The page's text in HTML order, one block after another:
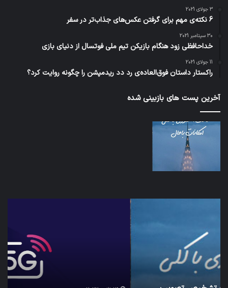
3 جولای 2021
6 نکته‌ی مهم برای گرفتن عکس‌های جذاب‌تر در سفر
30 سپتامبر 2021
خداحافظی زود هنگام بازیکن تیم ملی فوتسال از دنیای بازی
11 جولای 2021
راکستار داستان فوق‌العاده‌ی رد دد ریدمپشن را چگونه روایت کرد؟
آخرین پست های بازبینی شده
باعث
هواپیما
شود
را